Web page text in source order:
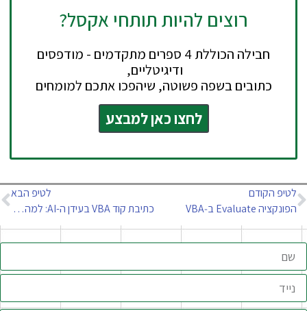
רוצים להיות תותחי אקסל?
חבילה הכוללת 4 ספרים מתקדמים - מודפסים
ודיגיטליים,
כתובים בשפה פשוטה, שיהפכו אתכם למומחים
לחצו כאן למבצע
לטיפ הקודם
הפונקציה Evaluate ב‑VBA
לטיפ הבא
כתיבת קוד VBA בעידן ה-AI: למה השלד חייב להישאר בידיים שלכם